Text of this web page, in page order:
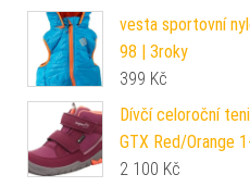
vesta sportovní
98 | 3roky
399 Kč
Dívčí celoroční
GTX Red/Orange
2 100 Kč